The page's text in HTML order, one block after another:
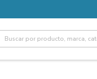
Site Search